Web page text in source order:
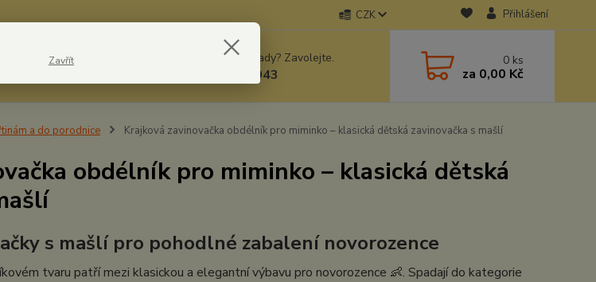
CZK Přihlášení
Hledat Nevíte si rady? Zavolejte.
604278943
0 ks
za 0,00 Kč
a do porodnice Krajková zavinovačka obdélník pro miminko – klasická dětská zavinovačka s mašlí
obdélník pro miminko – klasická dětská
s mašlí pro pohodlné zabalení novorozence
tvaru patří mezi klasickou a elegantní výbavu pro novorozence 👶. Spadají do kategorie
Zavřít